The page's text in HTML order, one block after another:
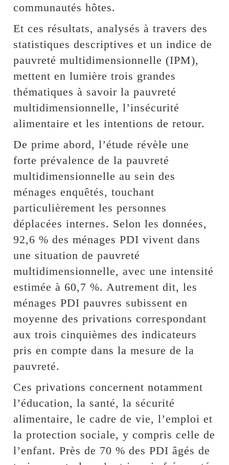
communautés hôtes.
Et ces résultats, analysés à travers des
statistiques descriptives et un indice de
pauvreté multidimensionnelle (IPM),
mettent en lumière trois grandes
thématiques à savoir la pauvreté
multidimensionnelle, l’insécurité
alimentaire et les intentions de retour.
De prime abord, l’étude révèle une
forte prévalence de la pauvreté
multidimensionnelle au sein des
ménages enquêtés, touchant
particulièrement les personnes
déplacées internes. Selon les données,
92,6 % des ménages PDI vivent dans
une situation de pauvreté
multidimensionnelle, avec une intensité
estimée à 60,7 %. Autrement dit, les
ménages PDI pauvres subissent en
moyenne des privations correspondant
aux trois cinquièmes des indicateurs
pris en compte dans la mesure de la
pauvreté.
Ces privations concernent notamment
l’éducation, la santé, la sécurité
alimentaire, le cadre de vie, l’emploi et
la protection sociale, y compris celle de
l’enfant. Près de 70 % des PDI âgés de